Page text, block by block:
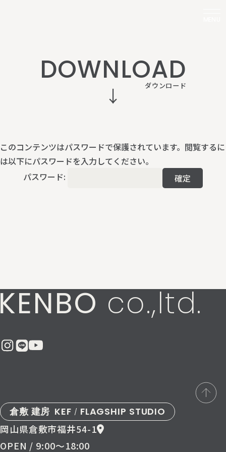
DOWNLOAD
ダウ ンロー ド
このコンテンツはパスワードで保護されています。閲覧するに
は以下にパスワードを入力してください。
パスワード:
co.,ltd.
倉敷 建房 KEF / FLAGSHIP STUDIO
岡山県倉敷市福井54-1
OPEN / 9:00〜18:00